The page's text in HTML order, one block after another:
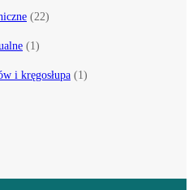
(22)
(1)
i kręgosłupa (1)